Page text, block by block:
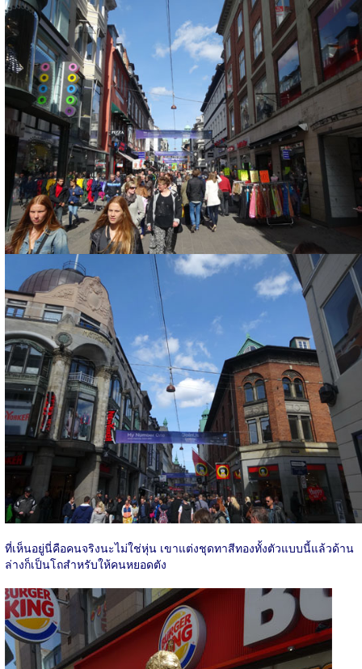
ที่เห็นอยู่นี่คือคนจริงนะไม่ใช่หุ่น เขาแต่งชุดทาสีทองทั้งตัวแบบนี้แล้วด้าน
ล่างก็เป็นโถสำหรับให้คนหยอดตัง